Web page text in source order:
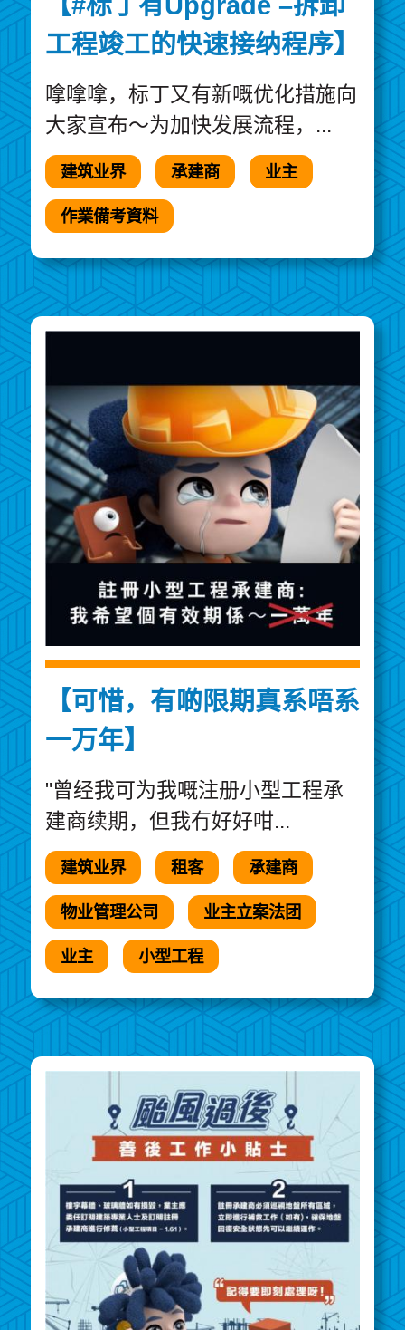
工程竣工的快速接纳程序】
嗱嗱嗱，标丁又有新嘅优化措施向
大家宣布～为加快发展流程，...
建筑业界 承建商 业主
作業備考資料
【可惜，有啲限期真系唔系
一万年】
"曾经我可为我嘅注册小型工程承
建商续期，但我冇好好咁...
建筑业界 租客 承建商
物业管理公司 业主立案法团
业主 小型工程